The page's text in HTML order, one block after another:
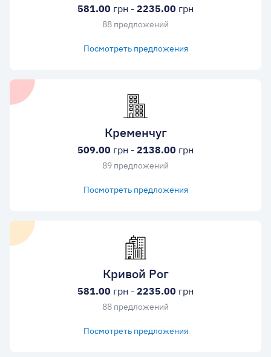
581.00 грн - 2235.00 грн
88 предложений
Посмотреть предложения
Кременчуг
509.00 грн - 2138.00 грн
89 предложений
Посмотреть предложения
Кривой Рог
581.00 грн - 2235.00 грн
88 предложений
Посмотреть предложения